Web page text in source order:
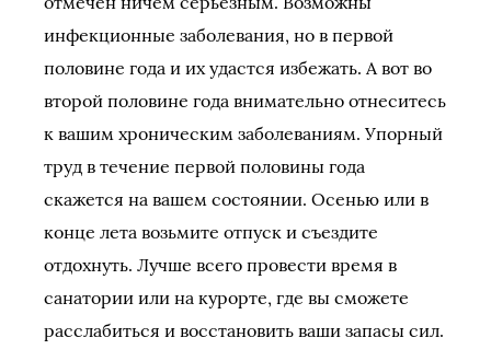
инфекционные заболевания, но в первой
половине года и их удастся избежать. А вот во
второй половине года внимательно отнеситесь
к вашим хроническим заболеваниям. Упорный
труд в течение первой половины года
скажется на вашем состоянии. Осенью или в
конце лета возьмите отпуск и съездите
отдохнуть. Лучше всего провести время в
санатории или на курорте, где вы сможете
расслабиться и восстановить ваши запасы сил.